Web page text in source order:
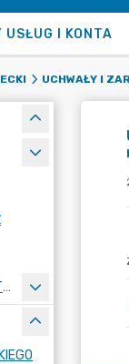
I KONTA
UCHWAŁY I
ZAMÓWIENIA PUBLICZNE - PLATFORMA ZAKUPOWA